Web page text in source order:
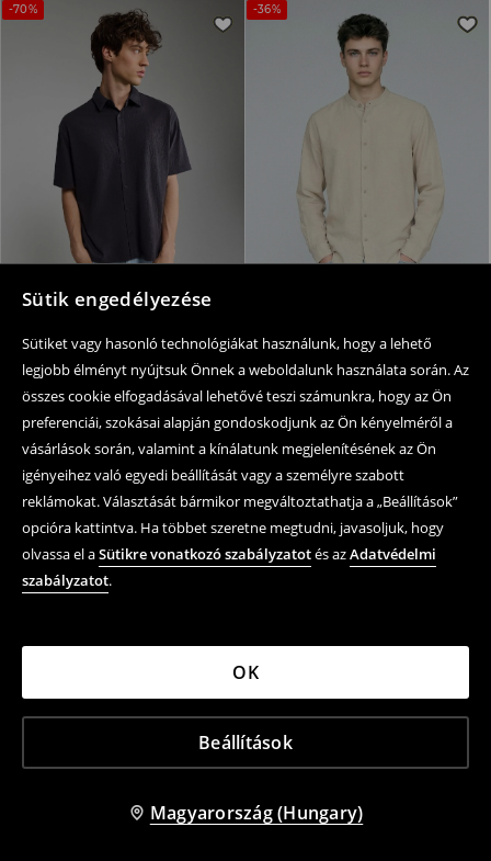
Sütik engedélyezése
Sütiket vagy hasonló technológiákat használunk, hogy a lehető
legjobb élményt nyújtsuk Önnek a weboldalunk használata során. Az
összes cookie elfogadásával lehetővé teszi számunkra, hogy az Ön
preferenciái, szokásai alapján gondoskodjunk az Ön kényelméről a
vásárlások során, valamint a kínálatunk megjelenítésének az Ön
igényeihez való egyedi beállítását vagy a személyre szabott
reklámokat. Választását bármikor megváltoztathatja a „Beállítások”
opcióra kattintva. Ha többet szeretne megtudni, javasoljuk, hogy
olvassa el aSütikre vonatkozó szabályzatotés azAdatvédelmi
szabályzatot.
Beállítások
OK
Magyarország (Hungary)
-70%
Rövid ujjú ing
2 995 HUF 9 995 HUF
LEÁRAZÁS
-36%
Lenkeverék ing
6 995 HUF 10 995 HUF
LEÁRAZÁS
Ing állógallérral